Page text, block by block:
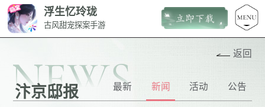
浮生忆玲珑
古风甜宠探案手游
NEWS
汴京邸报
返回
最新 新闻 活动 公告